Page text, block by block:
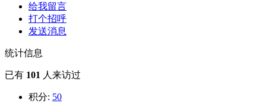
给我留言
打个招呼
发送消息
统计信息
已有 101 人来访过
积分: 50